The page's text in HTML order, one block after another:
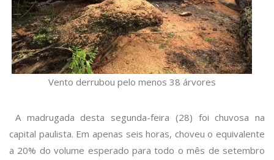
Vento derrubou pelo menos 38 árvores
A madrugada desta segunda-feira (28) foi chuvosa na
capital paulista. Em apenas seis horas, choveu o equivalente
a 20% do volume esperado para todo o mês de setembro